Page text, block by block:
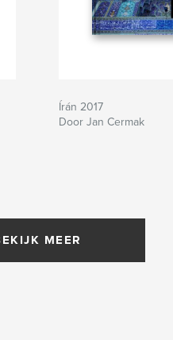
Írán 2017
Door Jan Cermak
MEER